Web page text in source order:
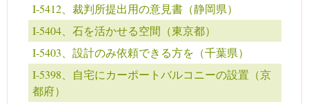
I-5412、裁判所提出用の意見書（静岡県）
I-5404、石を活かせる空間（東京都）
I-5403、設計のみ依頼できる方を（千葉県）
I-5398、自宅にカーポートバルコニーの設置（京
都府）